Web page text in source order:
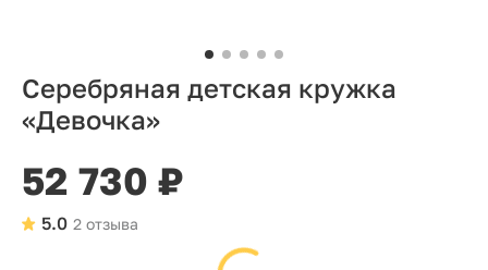
Серебряная детская кружка
«Девочка»
52 730 ₽
2 отзыва
5.0